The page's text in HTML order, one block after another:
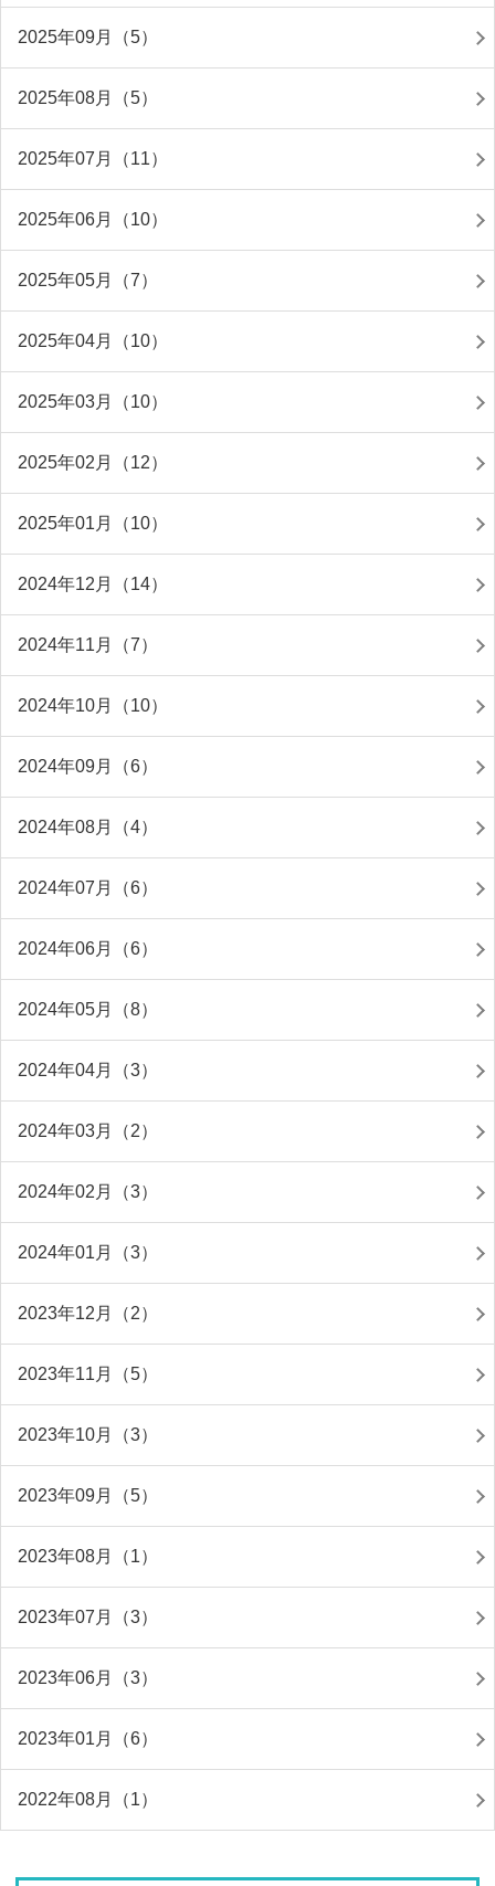
2025年09月（5）
2025年08月（5）
2025年07月（11）
2025年06月（10）
2025年05月（7）
2025年04月（10）
2025年03月（10）
2025年02月（12）
2025年01月（10）
2024年12月（14）
2024年11月（7）
2024年10月（10）
2024年09月（6）
2024年08月（4）
2024年07月（6）
2024年06月（6）
2024年05月（8）
2024年04月（3）
2024年03月（2）
2024年02月（3）
2024年01月（3）
2023年12月（2）
2023年11月（5）
2023年10月（3）
2023年09月（5）
2023年08月（1）
2023年07月（3）
2023年06月（3）
2023年01月（6）
2022年08月（1）